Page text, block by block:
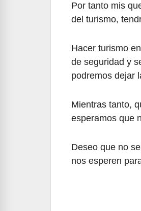
Por tanto mis
del turismo,
Hacer turismo
de seguridad y
podremos dejar
Mientras tanto,
esperamos que
Deseo que no
nos esperen